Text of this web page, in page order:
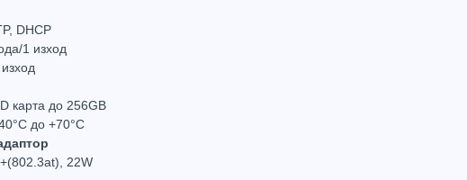
DHCP
1 изход
карта до 256GB
до +70°С
22W